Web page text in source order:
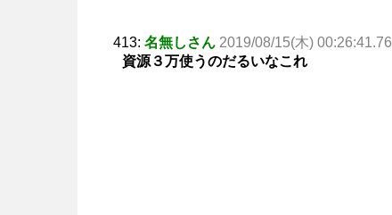
413: 名無しさん 2019/08/15(木) 00:26:41.76
資源３万使うのだるいなこれ